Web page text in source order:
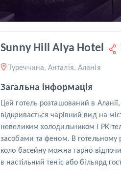
Sunny Hill Alya Hotel
Туреччина, Анталія, Аланія
Загальна інформація
Цей готель розташований в
відкривається чарівний вид на
невеликим холодильником і РК-
засобами та феном. В готельному
коло басейну можна гарно
в настільний теніс або більярд